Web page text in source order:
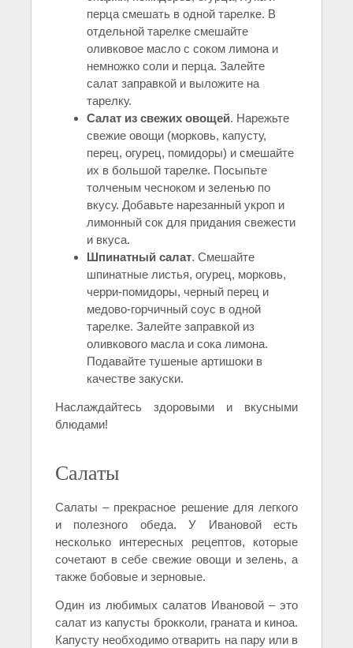
перца смешать в одной тарелке. В
отдельной тарелке смешайте
оливковое масло с соком лимона и
немножко соли и перца. Залейте
салат заправкой и выложите на
тарелку.
Салат из свежих овощей. Нарежьте
свежие овощи (морковь, капусту,
перец, огурец, помидоры) и смешайте
их в большой тарелке. Посыпьте
толченым чесноком и зеленью по
вкусу. Добавьте нарезанный укроп и
лимонный сок для придания свежести
и вкуса.
Шпинатный салат. Смешайте
шпинатные листья, огурец, морковь,
черри-помидоры, черный перец и
медово-горчичный соус в одной
тарелке. Залейте заправкой из
оливкового масла и сока лимона.
Подавайте тушеные артишоки в
качестве закуски.
Наслаждайтесь здоровыми и вкусными
блюдами!
Салаты
Салаты – прекрасное решение для легкого
и полезного обеда. У Ивановой есть
несколько интересных рецептов, которые
сочетают в себе свежие овощи и зелень, а
также бобовые и зерновые.
Один из любимых салатов Ивановой – это
салат из капусты брокколи, граната и киноа.
Капусту необходимо отварить на пару или в